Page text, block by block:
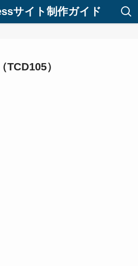
サイト制作ガイド
TCD105）